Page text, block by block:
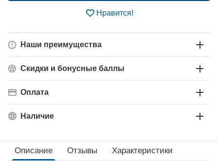
Нравится!
Наши преимущества
Скидки и бонусные баллы
Оплата
Наличие
Описание Отзывы Характеристики